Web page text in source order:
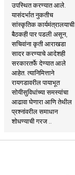
उपस्थित करण्यात आले.
यासंदर्भात नुकतीच
सांस्कृतिक कार्यमंत्रालयाची
बैठकही पार पडली असून,
सचिवांना कृती आराखडा
सादर करण्याचे आदेशही
सरकारतर्फे देण्यात आले
आहेत. त्यानिमित्ताने
रायगडावरील पायाभूत
सोयीसुविधांच्या समस्यांचा
आढावा घेणारा आणि तेथील
प्रश्नांवरील समाधान
शोधण्याची गरज ..